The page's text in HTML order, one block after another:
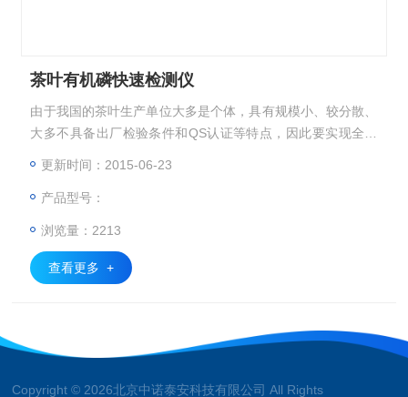
茶叶有机磷快速检测仪
由于我国的茶叶生产单位大多是个体，具有规模小、较分散、
大多不具备出厂检验条件和QS认证等特点，因此要实现全面
围监测缺乏快速检测技术和产品。
更新时间：2015-06-23
产品型号：
浏览量：2213
查看更多 +
Copyright © 2026北京中诺泰安科技有限公司 All Rights